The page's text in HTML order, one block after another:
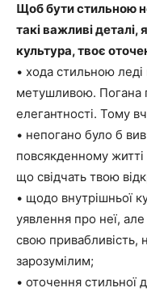
Щоб бути стильною
такі важливі
культура, твоє
• хода стильною леді
метушливою. Погана
елегантності. Тому
• непогано було б
повсякденному
що свідчать твою
• щодо внутрішньої
уявлення про неї,
свою привабливість,
зарозумілим;
• оточення